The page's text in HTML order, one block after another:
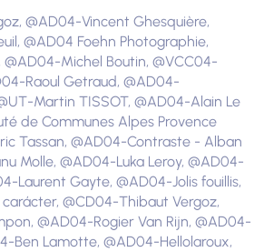
@AD04-Vincent Ghesquière,
@AD04 Foehn Photographie,
Michel Boutin, @VCC04-
Raoul Getraud, @AD04-
Martin TISSOT, @AD04-Alain Le
de Communes Alpes Provence
Tassan, @AD04-Contraste - Alban
Molle, @AD04-Luka Leroy, @AD04-
Laurent Gayte, @AD04-Jolis fouillis,
@CD04-Thibaut Vergoz,
@AD04-Rogier Van Rijn, @AD04-
Ben Lamotte, @AD04-Hellolaroux,